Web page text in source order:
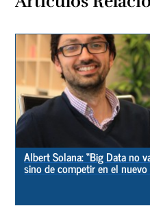
Albert Solana: “Big Data no
sino de competir en el